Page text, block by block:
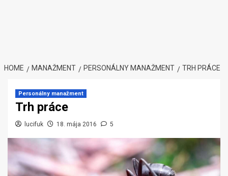
HOME MANAŽMENT PERSONÁLNY MANAŽMENT TRH PRÁCE
Personálny manažment
Trh práce
lucifuk 18. mája 2016 5